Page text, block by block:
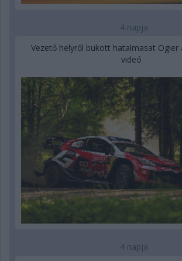
4 napja
Vezető helyről bukott hatalmasat Ogier
videó
4 napja